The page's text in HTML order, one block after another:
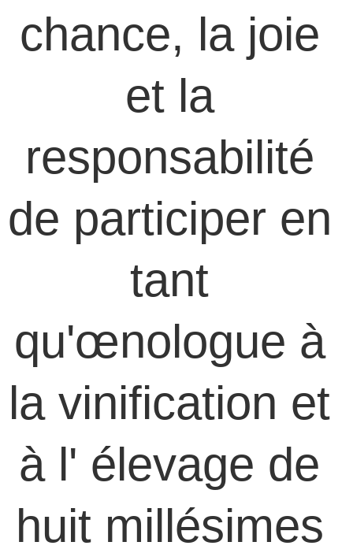
chance, la joie
et la
responsabilité
de participer en
tant
qu'œnologue à
la vinification et
à l' élevage de
huit millésimes